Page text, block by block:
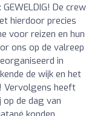
De crew
hierdoor precies
voor reizen en hun
ons op de valreep
in
de wijk en het
Vervolgens heeft
de dag van